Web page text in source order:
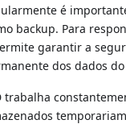
é
backup. Para
garantir a
dos dados
trabalha